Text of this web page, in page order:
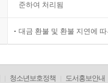
준하여 처리됨
대금 환불 및 환불 지연에
청소년보호정책 도서홍보안내